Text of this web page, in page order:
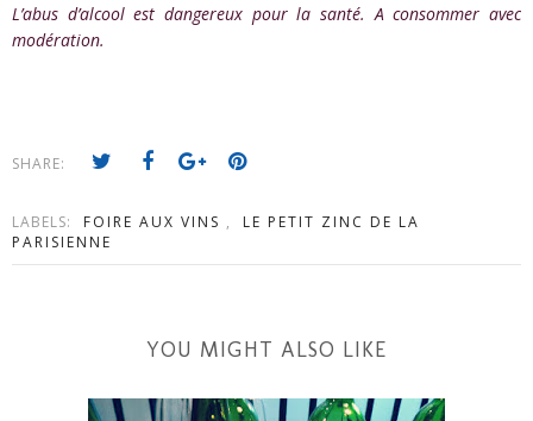
L’abus d’alcool est dangereux pour la santé. A consommer avec
modération.
SHARE:
LABELS: FOIRE AUX VINS ,
LE PETIT ZINC DE LA
PARISIENNE
YOU MIGHT ALSO LIKE